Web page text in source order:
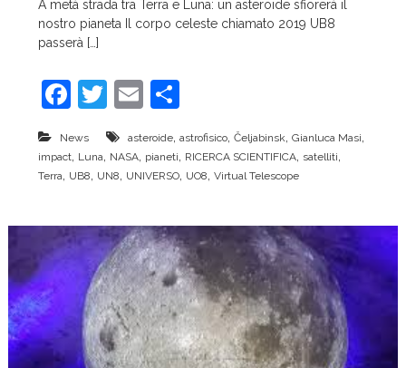
c
A metà strada tra Terra e Luna: un asteroide sfiorerà il
nostro pianeta Il corpo celeste chiamato 2019 UB8
passerà […]
F
c
e
o
o
k
T
w
itt
er
E
ai
l
C
n
di
di
News asteroide, astrofisico, Čeljabinsk Gianluca Masi
impact, Luna NASA, pianeti RICERCA SCIENTIFICA, satelliti
Terra UB8 UN8 UNIVERSO, UO8 Virtual Telescope